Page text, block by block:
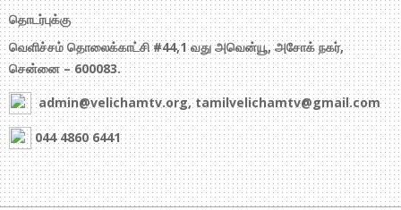
தொடர்புக்கு
வெளிச்சம் தொலைக்காட்சி #44,1 வது அவென்யூ, அசோக் நகர்,
சென்னை – 600083.
admin@velichamtv.org, tamilvelichamtv@gmail.com
044 4860 6441